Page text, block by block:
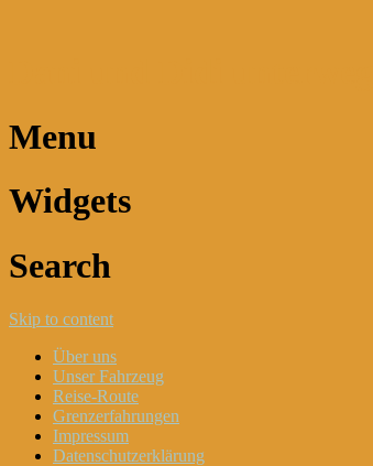
Menu
Widgets
Search
Skip to content
Über uns
Unser Fahrzeug
Reise-Route
Grenzerfahrungen
Impressum
Datenschutzerklärung